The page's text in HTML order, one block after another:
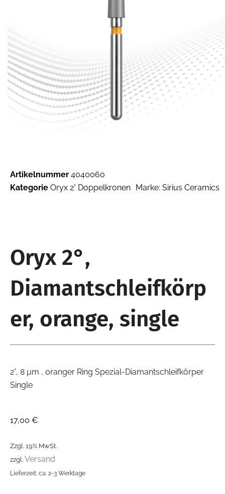
Artikelnummer 4040060
Kategorie Oryx 2° Doppelkronen Marke: Sirius Ceramics
Oryx 2°,
Diamantschleifkörp
er, orange, single
2°, 8 µm , oranger Ring Spezial-Diamantschleifkörper
Single
17,00 €
Zzgl. 19% MwSt.
zzgl. Versand
Lieferzeit: ca. 2-3 Werktage